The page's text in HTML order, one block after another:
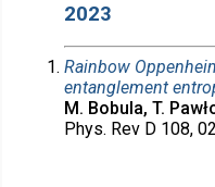
2023
Rainbow
entanglement
M. Bobula, T.
Phys. Rev D 108,